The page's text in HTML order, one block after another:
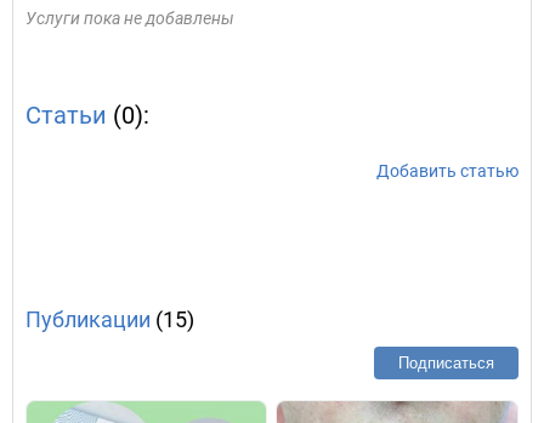
Услуги пока не добавлены
Статьи (0):
Добавить статью
Публикации (15)
Подписаться